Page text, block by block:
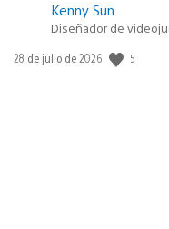
Kenny Sun
Diseñador de
Fecha
28 de julio de 2026 5